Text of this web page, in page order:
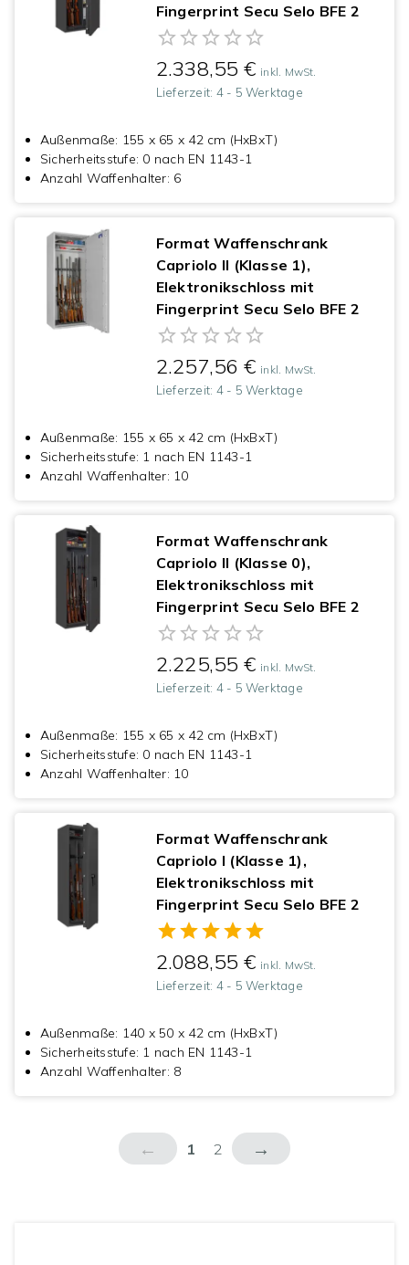
Fingerprint Secu Selo BFE 2
2.338,55 € inkl. MwSt.
Lieferzeit: 4 - 5 Werktage
Außenmaße: 155 x 65 x 42 cm (HxBxT)
Sicherheitsstufe: 0 nach EN 1143-1
Anzahl Waffenhalter: 6
Format Waffenschrank
Capriolo II (Klasse 1),
Elektronikschloss mit
Fingerprint Secu Selo BFE 2
2.257,56 € inkl. MwSt.
Lieferzeit: 4 - 5 Werktage
Außenmaße: 155 x 65 x 42 cm (HxBxT)
Sicherheitsstufe: 1 nach EN 1143-1
Anzahl Waffenhalter: 10
Format Waffenschrank
Capriolo II (Klasse 0),
Elektronikschloss mit
Fingerprint Secu Selo BFE 2
2.225,55 € inkl. MwSt.
Lieferzeit: 4 - 5 Werktage
Außenmaße: 155 x 65 x 42 cm (HxBxT)
Sicherheitsstufe: 0 nach EN 1143-1
Anzahl Waffenhalter: 10
Format Waffenschrank
Capriolo I (Klasse 1),
Elektronikschloss mit
Fingerprint Secu Selo BFE 2
2.088,55 € inkl. MwSt.
Lieferzeit: 4 - 5 Werktage
Außenmaße: 140 x 50 x 42 cm (HxBxT)
Sicherheitsstufe: 1 nach EN 1143-1
Anzahl Waffenhalter: 8
← 1 2 →